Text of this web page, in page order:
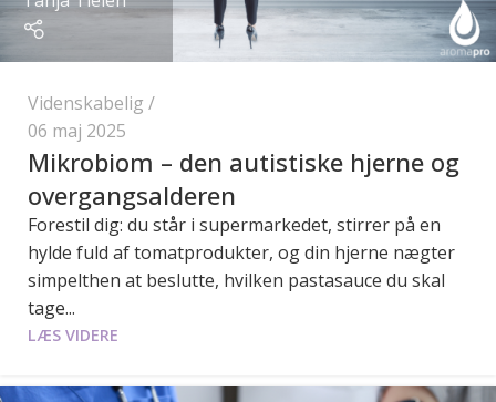
Videnskabelig
06 maj 2025
Mikrobiom – den autistiske hjerne og
overgangsalderen
Forestil dig: du står i supermarkedet, stirrer på en
hylde fuld af tomatprodukter, og din hjerne nægter
simpelthen at beslutte, hvilken pastasauce du skal
tage...
LÆS VIDERE